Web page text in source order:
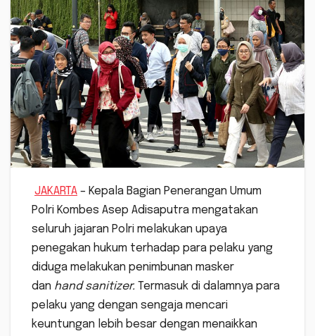
JAKARTA – Kepala Bagian Penerangan Umum
Polri Kombes Asep Adisaputra mengatakan
seluruh jajaran Polri melakukan upaya
penegakan hukum terhadap para pelaku yang
diduga melakukan penimbunan masker
dan hand sanitizer. Termasuk di dalamnya para
pelaku yang dengan sengaja mencari
keuntungan lebih besar dengan menaikkan